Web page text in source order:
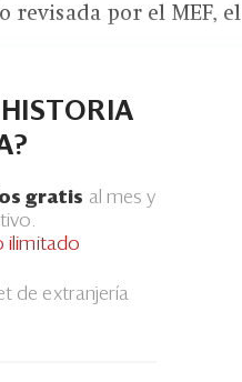
revisada por el MEF, el
gratis al mes y
ilimitado
de extranjería